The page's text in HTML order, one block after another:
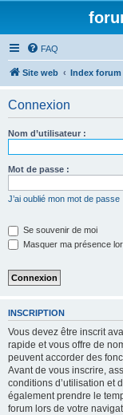
FAQ
Site web Index forum
Connexion
Nom d’utilisateur :
Mot de passe :
J’ai oublié mon mot de passe
Se souvenir de moi
Masquer ma présence
INSCRIPTION
Vous devez être inscrit
rapide et vous offre de
peuvent accorder des
Avant de vous inscrire,
conditions d’utilisation et
également prendre le
forum lors de votre